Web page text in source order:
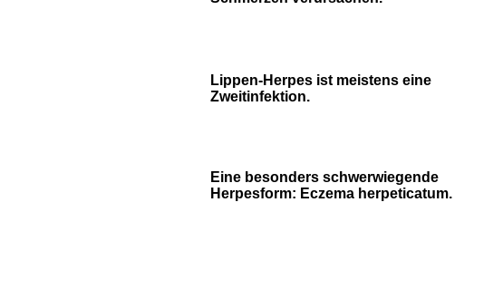
Lippen-Herpes ist meistens eine
Zweitinfektion.
Eine besonders schwerwiegende
Herpesform: Eczema herpeticatum.